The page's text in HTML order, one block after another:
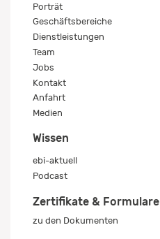
Porträt
Geschäftsbereiche
Dienstleistungen
Team
Jobs
Kontakt
Anfahrt
Medien
Wissen
ebi-aktuell
Podcast
Zertifikate & Formulare
zu den Dokumenten